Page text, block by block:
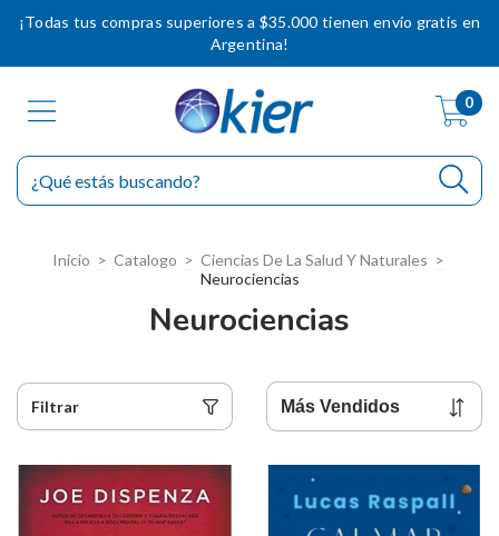
¡Todas tus compras superiores a $35.000 tienen envío gratis en
Argentina!
0
Inicio > Catalogo > Ciencias De La Salud Y Naturales >
Neurociencias
Neurociencias
Filtrar